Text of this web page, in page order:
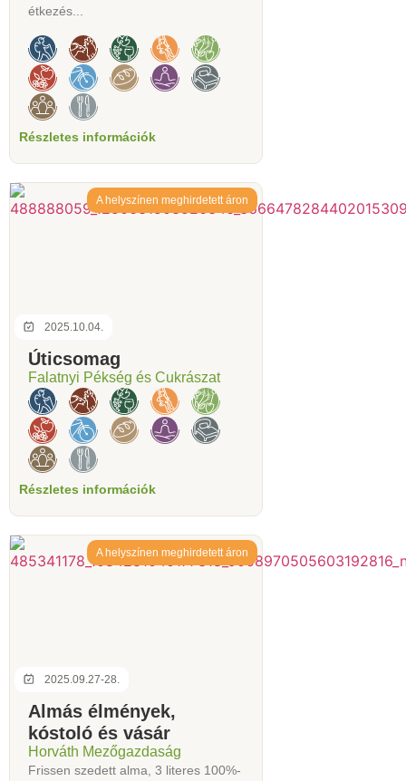
étkezés...
Részletes információk
2025.10.04.
A helyszínen meghirdetett áron
Úticsomag
Falatnyi Pékség és Cukrászat
Részletes információk
2025.09.27-28.
A helyszínen meghirdetett áron
Almás élmények,
kóstoló és vásár
Horváth Mezőgazdaság
Frissen szedett alma, 3 literes 100%-